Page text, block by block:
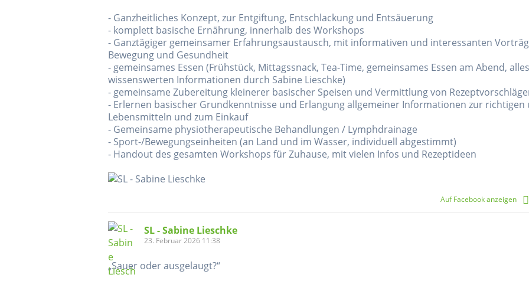
- Ganzheitliches Konzept, zur Entgiftung, Entschlackung und Entsäuerung
- komplett basische Ernährung, innerhalb des Workshops
- Ganztägiger gemeinsamer Erfahrungsaustausch, mit informativen und interessanten
Bewegung und Gesundheit
- gemeinsames Essen (Frühstück, Mittagssnack, Tea-Time, gemeinsames Essen am Abend,
wissenswerten Informationen durch Sabine Lieschke)
- gemeinsame Zubereitung kleinerer basischer Speisen und Vermittlung von
- Erlernen basischer Grundkenntnisse und Erlangung allgemeiner Informationen zur
Lebensmitteln und zum Einkauf
- Gemeinsame physiotherapeutische Behandlungen / Lymphdrainage
- Sport-/Bewegungseinheiten (an Land und im Wasser, individuell abgestimmt)
- Handout des gesamten Workshops für Zuhause, mit vielen Infos und Rezeptideen
Auf Facebook anzeigen
SL - Sabine Lieschke
23. Februar 2026 11:38
„Sauer oder ausgelaugt?“